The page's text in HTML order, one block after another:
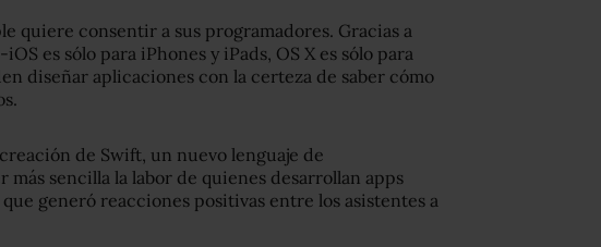
quiere consentir a sus programadores. Gracias a
es sólo para iPhones y iPads, OS X es sólo para
diseñar aplicaciones con la certeza de saber cómo
de Swift, un nuevo lenguaje de
más sencilla la labor de quienes desarrollan apps
generó reacciones positivas entre los asistentes a